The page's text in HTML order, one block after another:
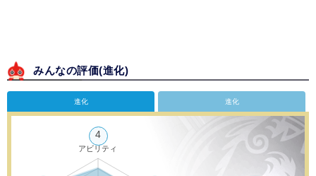
みんなの評価(進化)
進化 進化
4
アビリティ